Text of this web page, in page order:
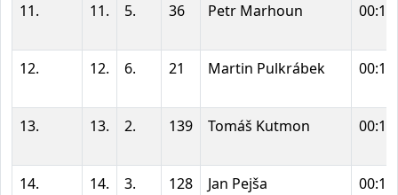
11. 11. 5. 36 Petr Marhoun
12. 12. 6. 21 Martin Pulkrábek
13. 13. 2. 139 Tomáš Kutmon
14. 14. 3. 128 Jan Pejša